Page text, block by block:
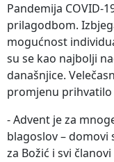
Pandemija COVID-
prilagodbom.
mogućnost
su se kao najbolji
današnjice.
promjenu prihvatilo
- Advent je za
blagoslov – domovi
za Božić i svi